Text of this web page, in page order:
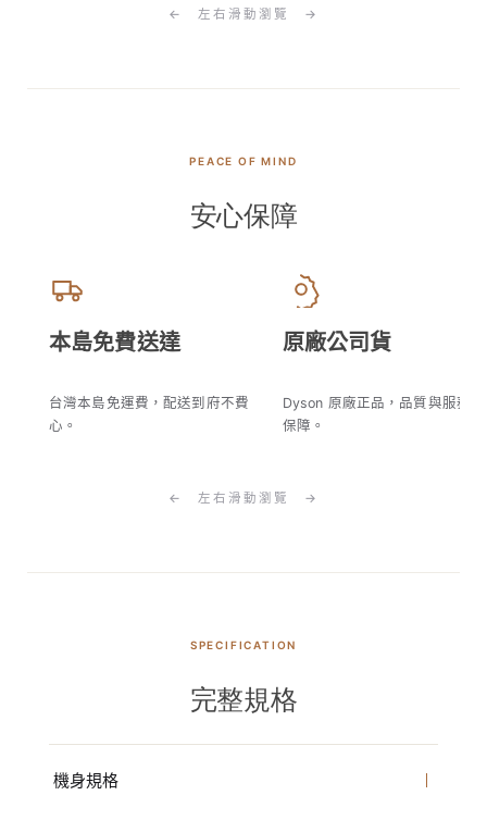
← 左右滑動瀏覽 →
PEACE OF MIND
安心保障
本島免費送達
台灣本島免運費，配送到府不費
心。
原廠公司貨
Dyson 原廠正品，品質與服務有
保障。
← 左右滑動瀏覽 →
SPECIFICATION
完整規格
機身規格